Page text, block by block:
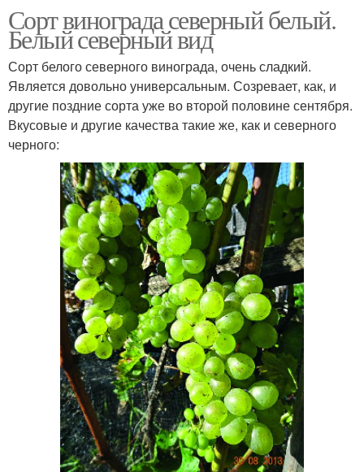
Сорт винограда северный белый.
Белый северный вид
Сорт белого северного винограда, очень сладкий.
Является довольно универсальным. Созревает, как, и
другие поздние сорта уже во второй половине сентября.
Вкусовые и другие качества такие же, как и северного
черного: